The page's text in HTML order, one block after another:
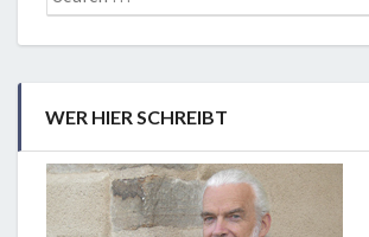
for:
WER HIER SCHREIBT